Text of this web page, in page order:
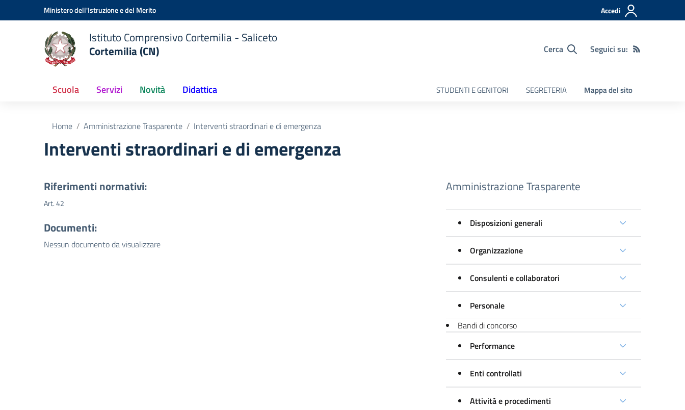
Vai ai contenuti
Vai al menu di navigazioneMinistero dell'Istruzione e del Merito Accedi
Istituto Comprensivo Cortemilia - Saliceto
Cortemilia (CN)
Cerca Seguici su:
Scuola Servizi Novità Didattica STUDENTI E GENITORI SEGRETERIA Mappa del sito
Home Amministrazione Trasparente Interventi straordinari e di emergenza
Interventi straordinari e di emergenza
Riferimenti normativi:
Art. 42
Documenti:
Nessun documento da visualizzare
Amministrazione Trasparente
Disposizioni generali
Organizzazione
Consulenti e collaboratori
Personale
Bandi di concorso
Performance
Enti controllati
Attività e procedimenti